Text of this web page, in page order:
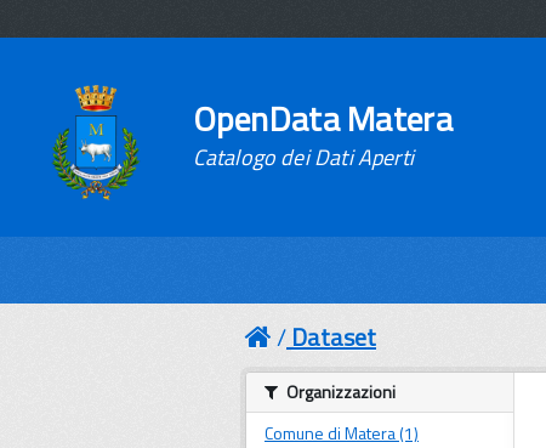
OpenData Matera
Catalogo dei Dati Aperti
Dataset
Organizzazioni
Comune di Matera (1)